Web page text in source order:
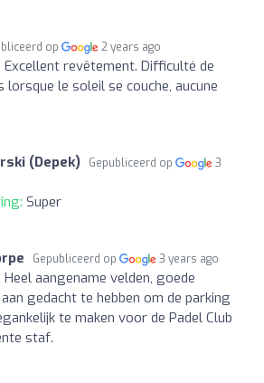
op 2 years ago
Excellent revêtement. Difficulté de
le soleil se couche, aucune
(Depek) Gepubliceerd op
3
Super
Gepubliceerd op 3 years ago
Heel aangename velden, goede
gedacht te hebben om de parking
te maken voor de Padel Club
staf.